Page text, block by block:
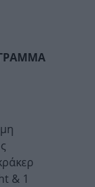
& 1